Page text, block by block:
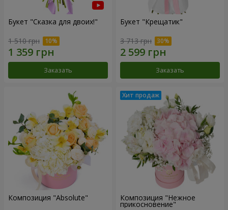
Букет "Сказка для двоих!"
1 510 грн
Заказать
Букет "Крещатик"
3 713 грн
Заказать
Композиция "Absolute" Композиция "Нежное
прикосновение"